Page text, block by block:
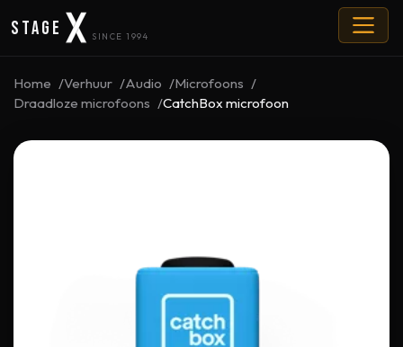
Stage SINCE 1994
Home Verhuur Audio
Microfoons
Draadloze microfoons
CatchBox microfoon